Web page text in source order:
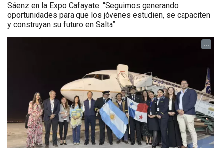
Sáenz en la Expo Cafayate: “Seguimos generando
oportunidades para que los jóvenes estudien, se capaciten
y construyan su futuro en Salta”
...